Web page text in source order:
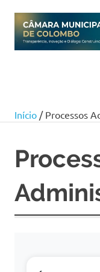
content
Início / Processos